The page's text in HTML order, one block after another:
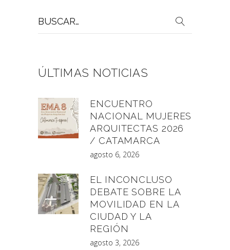
por:
ÚLTIMAS NOTICIAS
ENCUENTRO
NACIONAL MUJERES
ARQUITECTAS 2026
/ CATAMARCA
agosto 6, 2026
EL INCONCLUSO
DEBATE SOBRE LA
MOVILIDAD EN LA
CIUDAD Y LA
REGIÓN
agosto 3, 2026